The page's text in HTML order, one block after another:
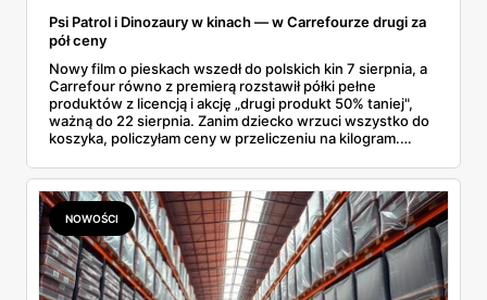
Psi Patrol i Dinozaury w kinach — w Carrefourze drugi za
pół ceny
Nowy film o pieskach wszedł do polskich kin 7 sierpnia, a
Carrefour równo z premierą rozstawił półki pełne
produktów z licencją i akcję „drugi produkt 50% taniej",
ważną do 22 sierpnia. Zanim dziecko wrzuci wszystko do
koszyka, policzyłam ceny w przeliczeniu na kilogram.
prawie 140 zł za kilogram, ale lody do mrożenia i rurki
waflowe bronią się nawet bez rabatu.
NOWOŚCI